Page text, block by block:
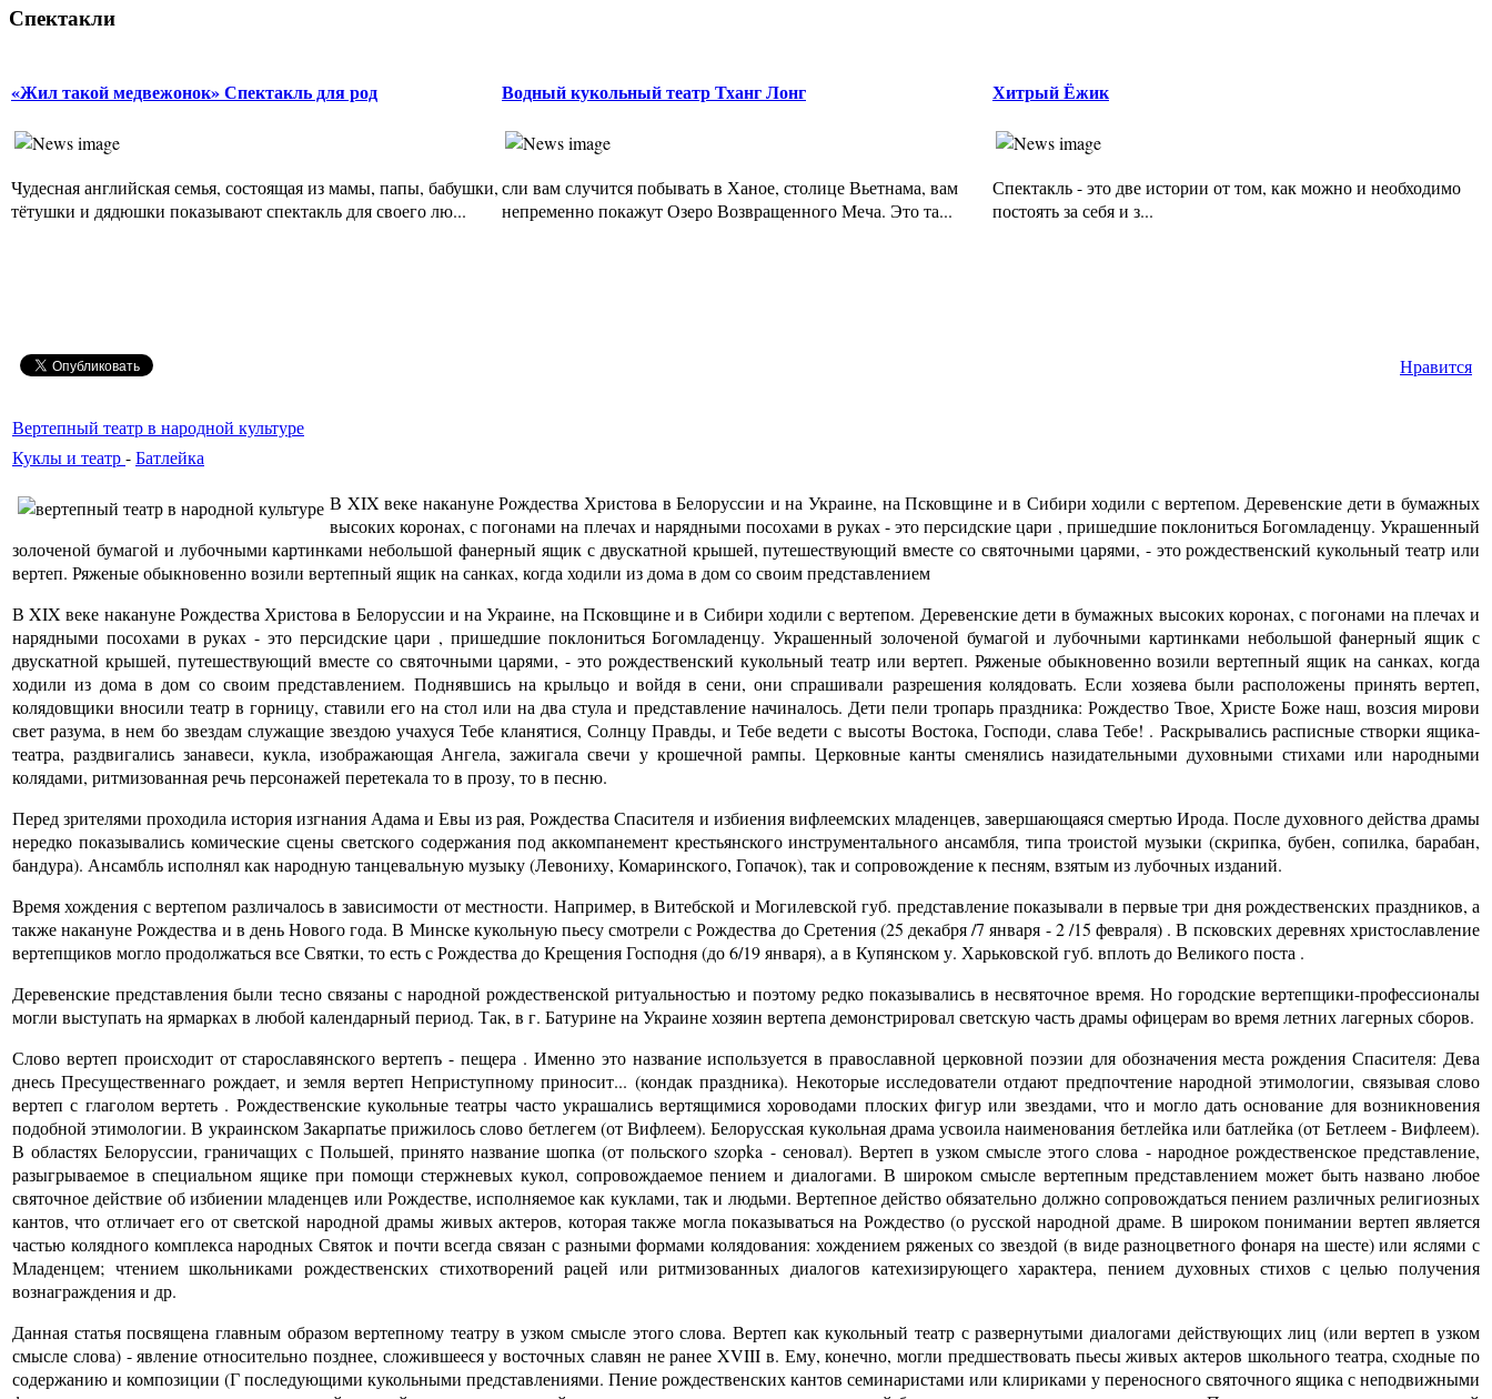
Спектакли
«Жил такой медвежонок» Спектакль для род
Чудесная английская семья, состоящая из мамы, папы, бабушки,
тётушки и дядюшки показывают спектакль для своего лю...
Водный кукольный театр Тханг Лонг
сли вам случится побывать в Ханое, столице Вьетнама, вам
непременно покажут Озеро Возвращенного Меча. Это та...
Хитрый Ёжик
Спектакль - это две истории от том, как можно и необходимо
постоять за себя и з...
Нравится
Вертепный театр в народной культуре
Куклы и театр-Батлейка
В XIX веке накануне Рождества Христова в Белоруссии и на Украине, на Псковщине и в Сибири ходили с вертепом. Деревенские дети в бумажных
высоких коронах, с погонами на плечах и нарядными посохами в руках - это персидские цари , пришедшие поклониться Богомладенцу. Украшенный
золоченой бумагой и лубочными картинками небольшой фанерный ящик с двускатной крышей, путешествующий вместе со святочными царями, - это рождественский кукольный театр или
вертеп. Ряженые обыкновенно возили вертепный ящик на санках, когда ходили из дома в дом со своим представлением
В XIX веке накануне Рождества Христова в Белоруссии и на Украине, на Псковщине и в Сибири ходили с вертепом. Деревенские дети в бумажных высоких коронах, с погонами на плечах и
нарядными посохами в руках - это персидские цари , пришедшие поклониться Богомладенцу. Украшенный золоченой бумагой и лубочными картинками небольшой фанерный ящик с
двускатной крышей, путешествующий вместе со святочными царями, - это рождественский кукольный театр или вертеп. Ряженые обыкновенно возили вертепный ящик на санках, когда
ходили из дома в дом со своим представлением. Поднявшись на крыльцо и войдя в сени, они спрашивали разрешения колядовать. Если хозяева были расположены принять вертеп,
колядовщики вносили театр в горницу, ставили его на стол или на два стула и представление начиналось. Дети пели тропарь праздника: Рождество Твое, Христе Боже наш, возсия мирови
свет разума, в нем бо звездам служащие звездою учахуся Тебе кланятися, Солнцу Правды, и Тебе ведети с высоты Востока, Господи, слава Тебе! . Раскрывались расписные створки ящика-
театра, раздвигались занавеси, кукла, изображающая Ангела, зажигала свечи у крошечной рампы. Церковные канты сменялись назидательными духовными стихами или народными
колядами, ритмизованная речь персонажей перетекала то в прозу, то в песню.
Перед зрителями проходила история изгнания Адама и Евы из рая, Рождества Спасителя и избиения вифлеемских младенцев, завершающаяся смертью Ирода. После духовного действа драмы
нередко показывались комические сцены светского содержания под аккомпанемент крестьянского инструментального ансамбля, типа троистой музыки (скрипка, бубен, сопилка, барабан,
бандура). Ансамбль исполнял как народную танцевальную музыку (Левониху, Комаринского, Гопачок), так и сопровождение к песням, взятым из лубочных изданий.
Время хождения с вертепом различалось в зависимости от местности. Например, в Витебской и Могилевской губ. представление показывали в первые три дня рождественских праздников, а
также накануне Рождества и в день Нового года. В Минске кукольную пьесу смотрели с Рождества до Сретения (25 декабря /7 января - 2 /15 февраля) . В псковских деревнях христославление
вертепщиков могло продолжаться все Святки, то есть с Рождества до Крещения Господня (до 6/19 января), а в Купянском у. Харьковской губ. вплоть до Великого поста .
Деревенские представления были тесно связаны с народной рождественской ритуальностью и поэтому редко показывались в несвяточное время. Но городские вертепщики-профессионалы
могли выступать на ярмарках в любой календарный период. Так, в г. Батурине на Украине хозяин вертепа демонстрировал светскую часть драмы офицерам во время летних лагерных сборов.
Слово вертеп происходит от старославянского вертепъ - пещера . Именно это название используется в православной церковной поэзии для обозначения места рождения Спасителя: Дева
днесь Пресущественнаго рождает, и земля вертеп Неприступному приносит... (кондак праздника). Некоторые исследователи отдают предпочтение народной этимологии, связывая слово
вертеп с глаголом вертеть . Рождественские кукольные театры часто украшались вертящимися хороводами плоских фигур или звездами, что и могло дать основание для возникновения
подобной этимологии. В украинском Закарпатье прижилось слово бетлегем (от Вифлеем). Белорусская кукольная драма усвоила наименования бетлейка или батлейка (от Бетлеем - Вифлеем).
В областях Белоруссии, граничащих с Польшей, принято название шопка (от польского szopka - сеновал). Вертеп в узком смысле этого слова - народное рождественское представление,
разыгрываемое в специальном ящике при помощи стержневых кукол, сопровождаемое пением и диалогами. В широком смысле вертепным представлением может быть названо любое
святочное действие об избиении младенцев или Рождестве, исполняемое как куклами, так и людьми. Вертепное действо обязательно должно сопровождаться пением различных религиозных
кантов, что отличает его от светской народной драмы живых актеров, которая также могла показываться на Рождество (о русской народной драме. В широком понимании вертеп является
частью колядного комплекса народных Святок и почти всегда связан с разными формами колядования: хождением ряженых со звездой (в виде разноцветного фонаря на шесте) или яслями с
Младенцем; чтением школьниками рождественских стихотворений рацей или ритмизованных диалогов катехизирующего характера, пением духовных стихов с целью получения
вознаграждения и др.
Данная статья посвящена главным образом вертепному театру в узком смысле этого слова. Вертеп как кукольный театр с развернутыми диалогами действующих лиц (или вертеп в узком
смысле слова) - явление относительно позднее, сложившееся у восточных славян не ранее XVIII в. Ему, конечно, могли предшествовать пьесы живых актеров школьного театра, сходные по
содержанию и композиции (Г последующими кукольными представлениями. Пение рождественских кантов семинаристами или клириками у переносного святочного ящика с неподвижными